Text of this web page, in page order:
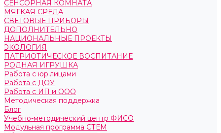
СЕНСОРНАЯ КОМНАТА
МЯГКАЯ СРЕДА
СВЕТОВЫЕ ПРИБОРЫ
ДОПОЛНИТЕЛЬНО
НАЦИОНАЛЬНЫЕ ПРОЕКТЫ
ЭКОЛОГИЯ
ПАТРИОТИЧЕСКОЕ ВОСПИТАНИЕ
РОДНАЯ ИГРУШКА
Работа с юр.лицами
Работа с ДОУ
Работа с ИП и ООО
Методическая поддержка
Блог
Учебно-методический центр ФИСО
Модульная программа СТЕМ